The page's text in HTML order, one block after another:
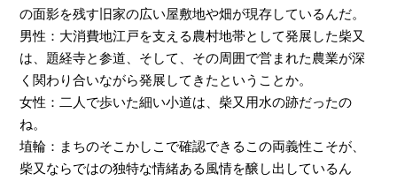
の面影を残す旧家の広い屋敷地や畑が現存しているんだ。
男性：大消費地江戸を支える農村地帯として発展した柴又
は、題経寺と参道、そして、その周囲で営まれた農業が深
く関わり合いながら発展してきたということか。
女性：二人で歩いた細い小道は、柴又用水の跡だったの
ね。
埴輪：まちのそこかしこで確認できるこの両義性こそが、
柴又ならではの独特な情緒ある風情を醸し出しているん